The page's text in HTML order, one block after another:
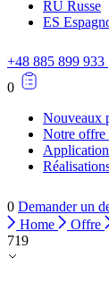
RU Russe
ES
+48 885 899 933
0
Nouveaux
Notre offre
0 Demander un
Home
Offre
719